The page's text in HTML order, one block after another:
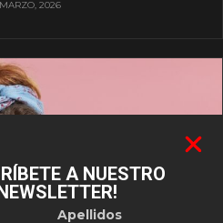
2026
A NUESTRO
Apellidos